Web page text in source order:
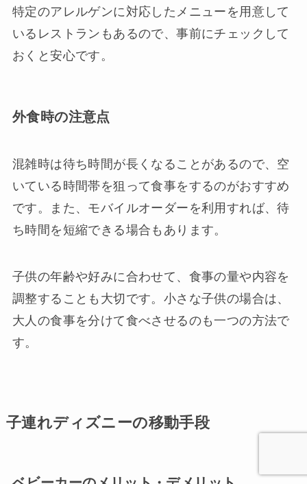
特定のアレルゲンに対応したメニューを用意して
いるレストランもあるので、事前にチェックして
おくと安心です。
外食時の注意点
混雑時は待ち時間が長くなることがあるので、空
いている時間帯を狙って食事をするのがおすすめ
です。また、モバイルオーダーを利用すれば、待
ち時間を短縮できる場合もあります。
子供の年齢や好みに合わせて、食事の量や内容を
調整することも大切です。小さな子供の場合は、
大人の食事を分けて食べさせるのも一つの方法で
す。
子連れディズニーの移動手段